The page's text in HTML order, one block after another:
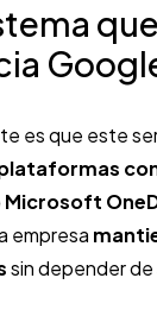
es que este
Microsoft
empresa
sin depender de